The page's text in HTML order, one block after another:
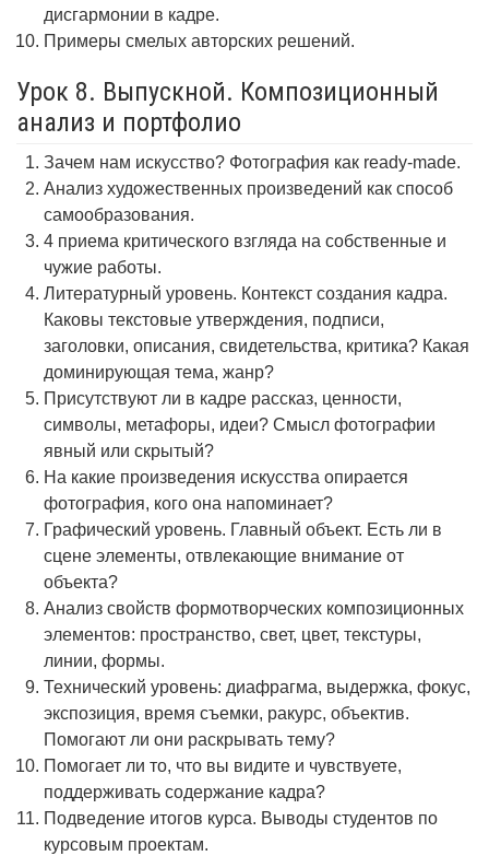
дисгармонии в кадре.
Примеры смелых авторских решений.
Урок 8. Выпускной. Композиционный
анализ и портфолио
Зачем нам искусство? Фотография как ready-made.
Анализ художественных произведений как способ
самообразования.
4 приема критического взгляда на собственные и
чужие работы.
Литературный уровень. Контекст создания кадра.
Каковы текстовые утверждения, подписи,
заголовки, описания, свидетельства, критика? Какая
доминирующая тема, жанр?
Присутствуют ли в кадре рассказ, ценности,
символы, метафоры, идеи? Смысл фотографии
явный или скрытый?
На какие произведения искусства опирается
фотография, кого она напоминает?
Графический уровень. Главный объект. Есть ли в
сцене элементы, отвлекающие внимание от
объекта?
Анализ свойств формотворческих композиционных
элементов: пространство, свет, цвет, текстуры,
линии, формы.
Технический уровень: диафрагма, выдержка, фокус,
экспозиция, время съемки, ракурс, объектив.
Помогают ли они раскрывать тему?
Помогает ли то, что вы видите и чувствуете,
поддерживать содержание кадра?
Подведение итогов курса. Выводы студентов по
курсовым проектам.